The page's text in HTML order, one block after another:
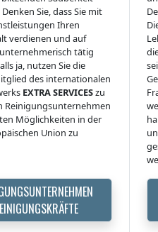
Sie, dass Sie mit
Ihren
verdienen und auf
tätig
ja, nutzen Sie die
des internationalen
EXTRA SERVICESzu
Reinigungsunternehmen
Möglichkeiten in der
Union zu